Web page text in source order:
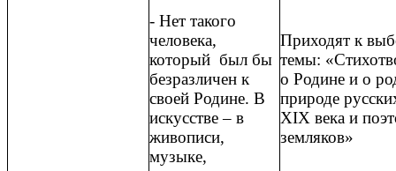
- Нет такого
человека,
который был бы
безразличен к
своей Родине. В
искусстве – в
живописи,
музыке,
Приходят к
темы:
о Родине и о
природе
XIX века и
земляков»